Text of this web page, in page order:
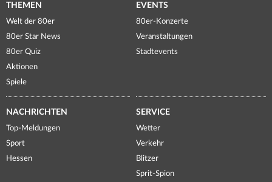
THEMEN
Welt der 80er
80er Star News
80er Quiz
Aktionen
Spiele
EVENTS
80er-Konzerte
Veranstaltungen
Stadtevents
NACHRICHTEN
Top-Meldungen
Sport
Hessen
SERVICE
Wetter
Verkehr
Blitzer
Sprit-Spion